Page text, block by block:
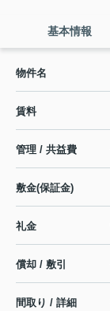
基本情報
物件名
賃料
管理 / 共益費
敷金(保証金)
礼金
償却 / 敷引
間取り / 詳細